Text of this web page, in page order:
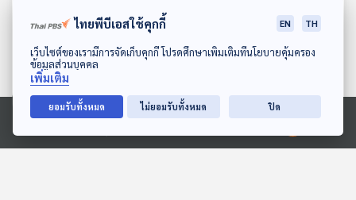
ดาวน์โหลด Thai PBS Podcast Application
Ⓒ 2020 องค์การกระจายเสียงและแพร่ภาพสาธารณะแห่งประเทศไทย
EP. 57: นิทาน ตัวนุ่มอย่าวิ่ง
ออกไปนอกถนน
หูยาวเล่าเรื่อง
EP. 58: นิทาน หนูจี๊ดฉี่ราด
ไทยพีบีเอสใช้คุกกี้ EN TH
เว็บไซต์ของเรามีการจัดเก็บคุกกี้ โปรดศึกษาเพิ่มเติมที่นโยบายคุ้มครอง
ข้อมูลส่วนบุคคล
เพิ่มเติม
ยอมรับทั้งหมด ไม่ยอมรับทั้งหมด ปิด